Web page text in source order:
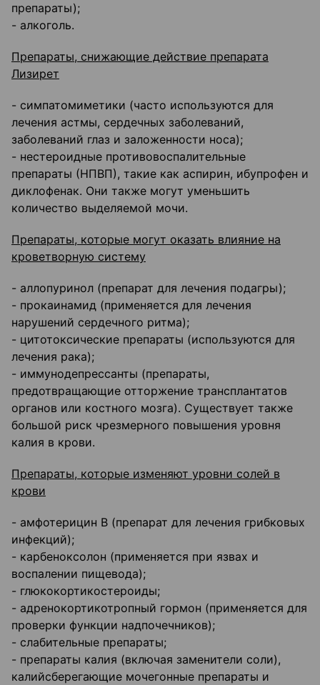
препараты);
- алкоголь.
Препараты, снижающие действие препарата
Лизирет
- симпатомиметики (часто используются для
лечения астмы, сердечных заболеваний,
заболеваний глаз и заложенности носа);
- нестероидные противовоспалительные
препараты (НПВП), такие как аспирин, ибупрофен и
диклофенак. Они также могут уменьшить
количество выделяемой мочи.
Препараты, которые могут оказать влияние на
кроветворную систему
- аллопуринол (препарат для лечения подагры);
- прокаинамид (применяется для лечения
нарушений сердечного ритма);
- цитотоксические препараты (используются для
лечения рака);
- иммунодепрессанты (препараты,
предотвращающие отторжение трансплантатов
органов или костного мозга). Существует также
большой риск чрезмерного повышения уровня
калия в крови.
Препараты, которые изменяют уровни солей в
крови
- амфотерицин В (препарат для лечения грибковых
инфекций);
- карбеноксолон (применяется при язвах и
воспалении пищевода);
- глюкокортикостероиды;
- адренокортикотропный гормон (применяется для
проверки функции надпочечников);
- слабительные препараты;
- препараты калия (включая заменители соли),
калийсберегающие мочегонные препараты и